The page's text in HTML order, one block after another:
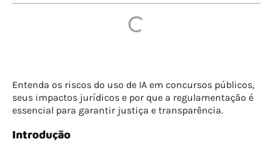
Entenda os riscos do uso de IA em concursos públicos,
seus impactos jurídicos e por que a regulamentação é
essencial para garantir justiça e transparência.
Introdução